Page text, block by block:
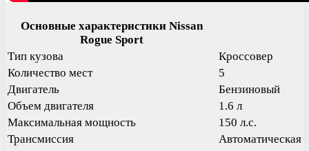
Основные характеристики Nissan
Rogue Sport
Тип кузова
Кроссовер
Количество мест
5
Двигатель
Бензиновый
Объем двигателя
1.6 л
Максимальная мощность
150 л.с.
Трансмиссия
Автоматическая